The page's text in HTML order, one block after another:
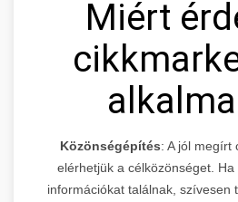
Miért
Közönségépítés: A jól megírt
elérhetjük a célközönséget.
információkat találnak, szívesen